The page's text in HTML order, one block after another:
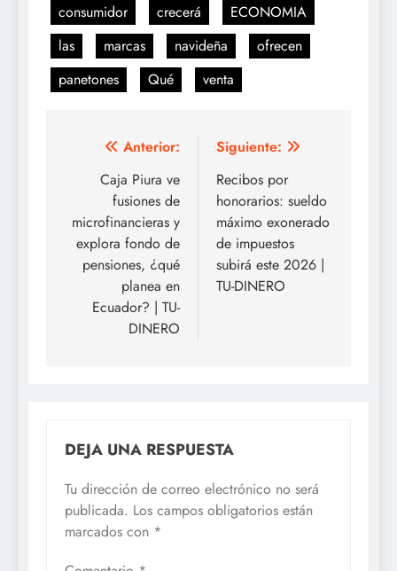
consumidor
crecerá
ECONOMIA
las
marcas navideña
ofrecen
panetones
Qué venta
Navegación
entradas
Anterior:
Caja Piura ve
fusiones de
microfinancieras y
explora fondo de
pensiones, ¿qué
planea en
Ecuador? | TU-
DINERO
Siguiente:
Recibos por
honorarios: sueldo
máximo exonerado
de impuestos
subirá este 2026 |
TU-DINERO
DEJA UNA RESPUESTA
Tu dirección de correo electrónico no será
publicada. Los campos obligatorios están
marcados con *